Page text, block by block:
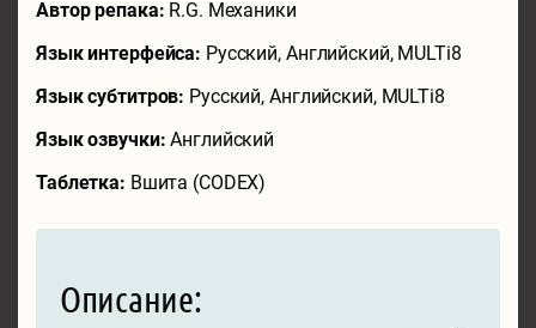
Автор репака: R.G. Механики
Язык интерфейса: Русский, Английский, MULTi8
Язык субтитров: Русский, Английский, MULTi8
Язык озвучки:Английский
Таблетка: Вшита (CODEX)
Описание: